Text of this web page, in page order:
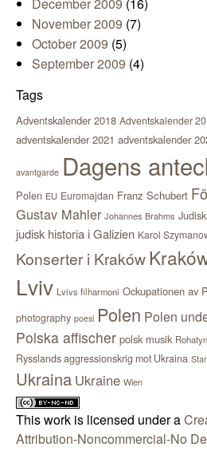
December 2009 (16)
November 2009 (7)
October 2009 (5)
September 2009 (4)
Tags
Adventskalender 2018 Adventskalender
adventskalender 2021 adventskalender
avantgarde Dagens
Polen EU Euromajdan Franz Schubert
Gustav Mahler Johannes Brahms
judisk historia i Galizien Karol
Konserter i Kraków
Lviv Lvivs filharmoni Ockupationen av
photography poesi Polen Polen
Polska affischer polsk musik
Rysslands aggressionskrig mot Ukraina
Ukraina Ukraine Wien
This work is licensed under a
Attribution-Noncommercial-No